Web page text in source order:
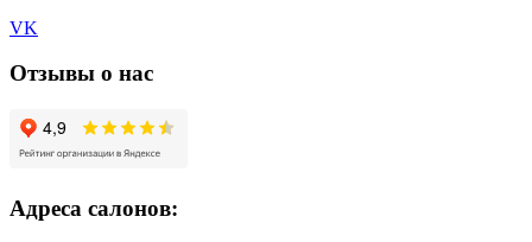
VK
Отзывы о нас
Адреса салонов: